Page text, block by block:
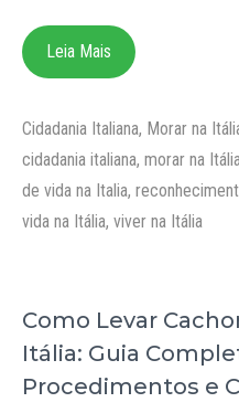
Leia Mais
Categorias
Cidadania Italiana, Morar na
Tags
cidadania italiana, morar na
de vida na Italia,
vida na Itália, viver na Itália
Como Levar
Itália: Guia
Procedimentos e